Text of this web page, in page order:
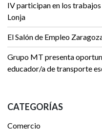
IV participan en los
Lonja
El Salón de Empleo
Grupo MT presenta
educador/a de transporte
CATEGORÍAS
Comercio